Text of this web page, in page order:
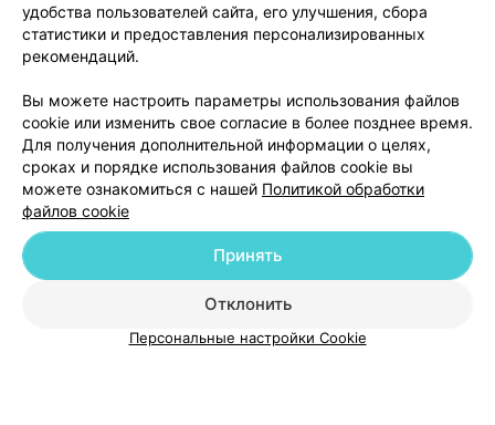
Добавить компанию
удобства пользователей сайта, его улучшения, сбора
статистики и предоставления персонализированных
рекомендаций.
Вы можете настроить параметры использования файлов
cookie или изменить свое согласие в более позднее время.
Для получения дополнительной информации о целях,
сроках и порядке использования файлов cookie вы
можете ознакомиться с нашей Политикой обработки
файлов cookie
Отклонить
Принять
Персональные настройки Cookie